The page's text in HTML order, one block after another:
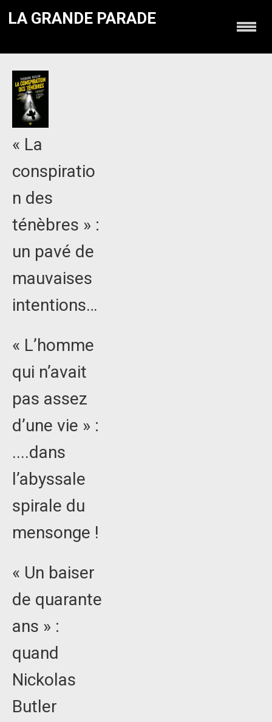
LA GRANDE PARADE
« La
conspiratio
n des
ténèbres » :
un pavé de
mauvaises
intentions…
« L’homme
qui n’avait
pas assez
d’une vie » :
....dans
l’abyssale
spirale du
mensonge !
« Un baiser
de quarante
ans » :
quand
Nickolas
Butler